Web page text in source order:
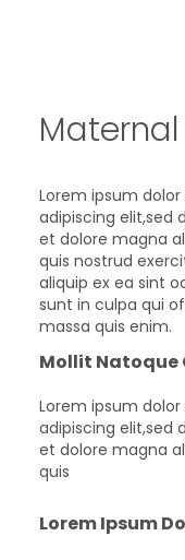
Lorem ipsum
adipiscing elit,sed
et dolore magna
quis nostrud
aliquip ex ea sint
sunt in culpa qui
massa quis enim.
Mollit Natoque
Lorem ipsum
adipiscing elit,sed
et dolore magna
quis
Lorem Ipsum